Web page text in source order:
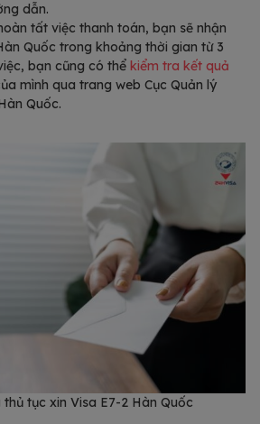
dẫn.
tất việc thanh toán, bạn sẽ nhận
Quốc trong khoảng thời gian từ 3
bạn cũng có thể kiểm tra kết quả
mình qua trang web Cục Quản lý
Quốc.
tục xin Visa E7-2 Hàn Quốc